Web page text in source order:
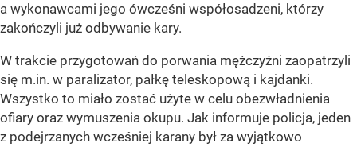
a wykonawcami jego ówcześni współosadzeni, którzy
zakończyli już odbywanie kary.
W trakcie przygotowań do porwania mężczyźni zaopatrzyli
się m.in. w paralizator, pałkę teleskopową i kajdanki.
Wszystko to miało zostać użyte w celu obezwładnienia
ofiary oraz wymuszenia okupu. Jak informuje policja, jeden
z podejrzanych wcześniej karany był za wyjątkowo